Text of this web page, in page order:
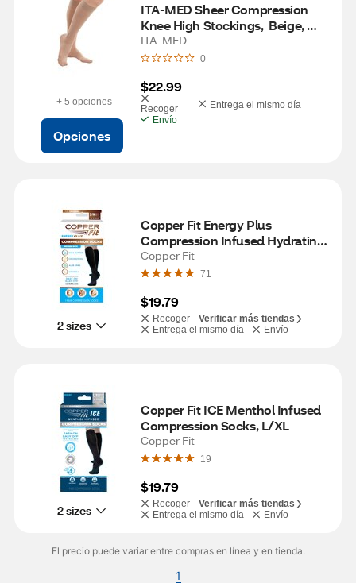
+ 5 opciones
Opciones
ITA-MED Sheer Compression
Knee High Stockings,  Beige,
Small
ITA-MED
0
$22.99
Recoger
Entrega el mismo día
Envío
2 sizes
Copper Fit Energy Plus
Compression Infused Hydrating
Socks, S/M
Copper Fit
71
$19.79
Recoger - Verificar más tiendas
Entrega el mismo día
Envío
2 sizes
Copper Fit ICE Menthol Infused
Compression Socks, L/XL
Copper Fit
19
$19.79
Recoger - Verificar más tiendas
Entrega el mismo día
Envío
El precio puede variar entre compras en línea y en tienda.
1